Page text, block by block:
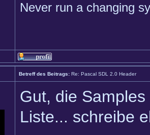
Never run a changing
Betreff des Beitrags: Re: Pascal SDL 2.0 Header
Gut, die
Liste... schreibe